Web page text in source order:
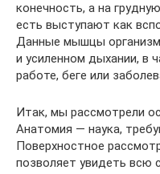
конечность, а на
есть выступают как
Данные мышцы организм
и усиленном дыхании, в
работе, беге или
Итак, мы рассмотрели
Анатомия — наука,
Поверхностное
позволяет увидеть всю